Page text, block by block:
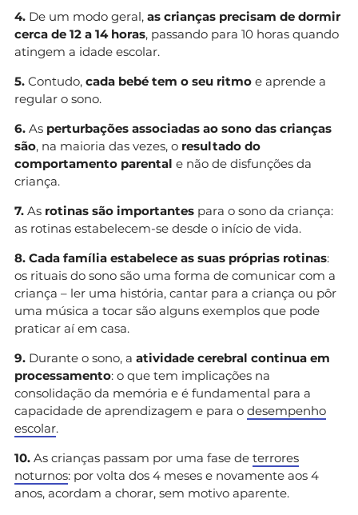
4. De um modo geral, as crianças precisam de dormir
cerca de 12 a 14 horas, passando para 10 horas quando
atingem a idade escolar.
5. Contudo, cada bebé tem o seu ritmo e aprende a
regular o sono.
6. As perturbações associadas ao sono das crianças
são, na maioria das vezes, o resultado do
comportamento parental e não de disfunções da
criança.
7. As rotinas são importantes para o sono da criança:
as rotinas estabelecem-se desde o início de vida.
8. Cada família estabelece as suas próprias rotinas:
os rituais do sono são uma forma de comunicar com a
criança – ler uma história, cantar para a criança ou pôr
uma música a tocar são alguns exemplos que pode
praticar aí em casa.
9. Durante o sono, a atividade cerebral continua em
processamento: o que tem implicações na
consolidação da memória e é fundamental para a
capacidade de aprendizagem e para o desempenho
escolar.
10. As crianças passam por uma fase de terrores
noturnos: por volta dos 4 meses e novamente aos 4
anos, acordam a chorar, sem motivo aparente.